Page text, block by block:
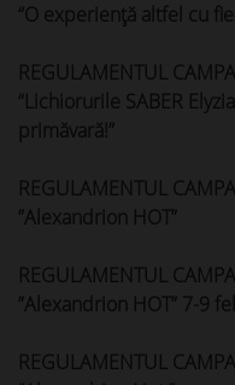
“O experiență altfel cu
REGULAMENTUL
“Lichiorurile SABER
primăvară!”
REGULAMENTUL
”Alexandrion HOT”
REGULAMENTUL
”Alexandrion HOT” 7-9
REGULAMENTUL